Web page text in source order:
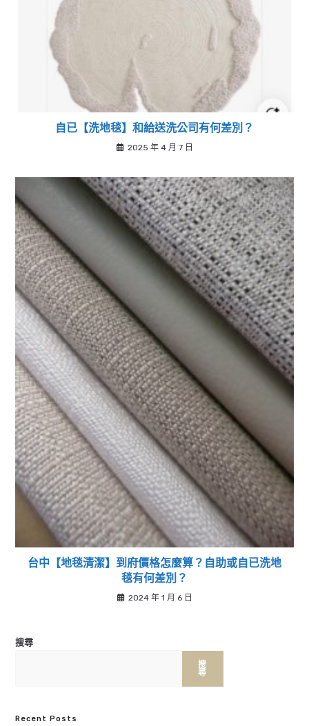
自已【洗地毯】和給送洗公司有何差別？
2025 年 4 月 7 日
台中【地毯清潔】到府價格怎麼算？自助或自已洗地
毯有何差別？
2024 年 1 月 6 日
搜尋
搜
尋
Recent Posts